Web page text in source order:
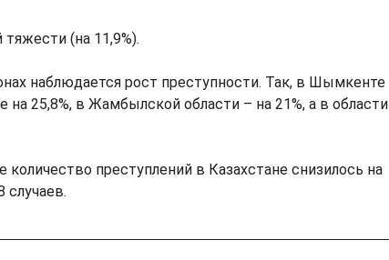
(на 11,9%).
наблюдается рост преступности. Так, в Шымкенте
на 25,8%, в Жамбылской области – на 21%, а в области
количество преступлений в Казахстане снизилось на
случаев.